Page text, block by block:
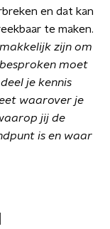
en dat kan
te maken.
zijn om
moet
je kennis
waarover je
jij de
is en waar